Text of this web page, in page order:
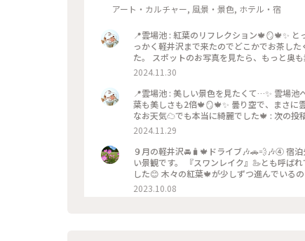
アート・カルチャー, 風景・景色, ホテル・宿
📍雲場池 : 紅葉のリフレクション🍁🪞🍁✨
っかく軽井沢まで来たのでどこかでお茶し
た。 スポットのお写真を見たら、もっと奥
は専用駐車場はありません💡 車で向かう際
📷:2024.11.5 Tue. : #クラシカルな街 #秋の
井沢 #長野 #milkのミルキーな毎日
2024.11.30
📍雲場池 : 美しい景色を見たくて…✨ 雲場
葉も美しさも2倍🍁🪞🍁✨ 曇り空で、まさ
なお天気☁️でも本当に綺麗でした🍁 : 次の投
沢ドライブ #雲場池 #紅葉 #リフレクション
2024.11.29
９月の軽井沢🚘️🧳🍁ドライブ🎶🚗💨🎶④ 宿泊先に🚘️を止めて『雲場池』までお散歩🚶‍♀️✨ 水面に周囲の木々が映る美し
い景観です。 『スワンレイク』🦢とも呼ばれています。 散策路を歩きながらのんびりと景色
した😊 木々の紅葉🍁が少しずつ進んでいるのを
っぷ旅 #秋さんぽ #軽井沢 #雲場池 #スワンレ
2023.10.08